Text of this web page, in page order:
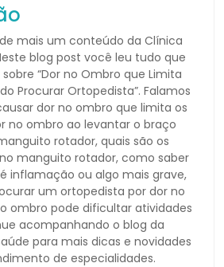
mais um conteúdo da Clínica
blog post você leu tudo que
“Dor no Ombro que Limita
Procurar Ortopedista”. Falamos
dor no ombro que limita os
no ombro ao levantar o braço
rotador, quais são os
manguito rotador, como saber
inflamação ou algo mais grave,
um ortopedista por dor no
ombro pode dificultar atividades
acompanhando o blog da
para mais dicas e novidades
de especialidades.